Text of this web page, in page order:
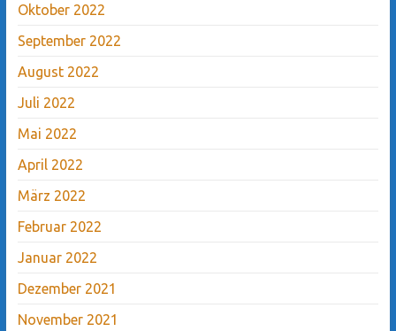
Oktober 2022
September 2022
August 2022
Juli 2022
Mai 2022
April 2022
März 2022
Februar 2022
Januar 2022
Dezember 2021
November 2021